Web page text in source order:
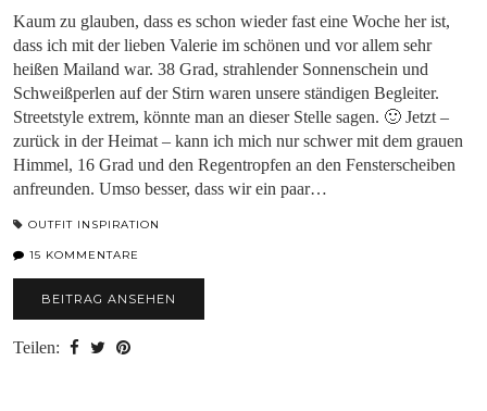
Kaum zu glauben, dass es schon wieder fast eine Woche her ist,
dass ich mit der lieben Valerie im schönen und vor allem sehr
heißen Mailand war. 38 Grad, strahlender Sonnenschein und
Schweißperlen auf der Stirn waren unsere ständigen Begleiter.
Streetstyle extrem, könnte man an dieser Stelle sagen. 🙂 Jetzt –
zurück in der Heimat – kann ich mich nur schwer mit dem grauen
Himmel, 16 Grad und den Regentropfen an den Fensterscheiben
anfreunden. Umso besser, dass wir ein paar…
OUTFIT INSPIRATION
15 KOMMENTARE
BEITRAG ANSEHEN
Teilen: